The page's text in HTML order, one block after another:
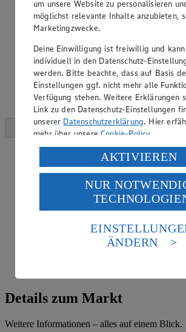
Details zum Markt
Weitere Informationen – alles auf einem Blick.
um unsere Website zu personalisieren
möglichst relevante Inhalte anzubieten,
Marketingzwecke.
Deine Einwilligung ist freiwillig und
individuell in den Datenschutz-
werden. Bitte beachte, dass auf Basis
Einstellungen ggf. nicht mehr alle
Verfügung stehen. Weitere Erklärungen
Link zu den Datenschutz-Einstellungen
unserer Datenschutzerklärung. Hier
mehr über unsereCookie-Policy.
Verarbeitung deiner personenbezogenen
USA durch Facebook und YouTube:
Wenn du auf „Aktivieren“ klickst, willigst
des Art. 49 Abs. 1 Satz 1 lit. a) DSGVO
Daten in den USA verarbeitet werden.
die USA als Land mit einem nach
Standards nicht angemessenen
Es besteht das Risiko eines Zugriffs
Informationen zum Herausgeber der
im
Impressum
AKTIVIEREN
NUR
ÄNDERN